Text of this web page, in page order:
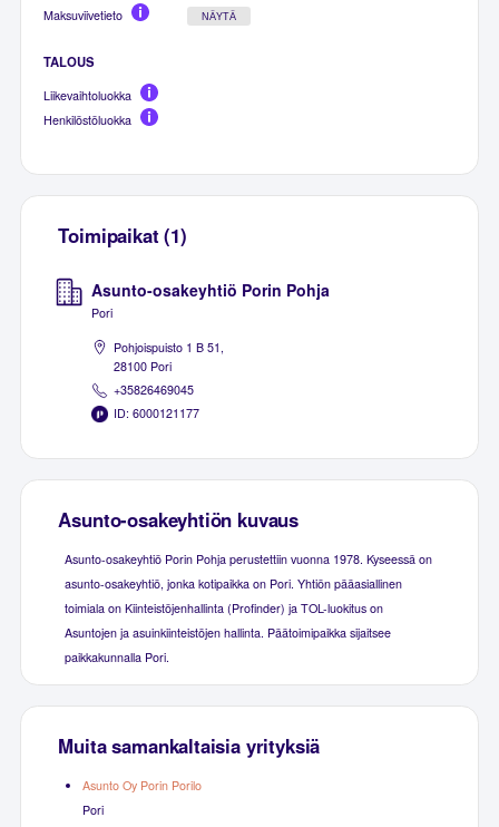
Maksuviivetieto
NÄYTÄ
TALOUS
Liikevaihtoluokka
Henkilöstöluokka
Toimipaikat (1)
Asunto-osakeyhtiö Porin Pohja
Pori
Pohjoispuisto 1 B 51,
28100 Pori
+35826469045
ID: 6000121177
Asunto-osakeyhtiön kuvaus
Asunto-osakeyhtiö Porin Pohja perustettiin vuonna 1978. Kyseessä on
asunto-osakeyhtiö, jonka kotipaikka on Pori. Yhtiön pääasiallinen
toimiala on Kiinteistöjenhallinta (Profinder) ja TOL-luokitus on
Asuntojen ja asuinkiinteistöjen hallinta. Päätoimipaikka sijaitsee
paikkakunnalla Pori.
Muita samankaltaisia yrityksiä
Asunto Oy Porin Porilo
Pori